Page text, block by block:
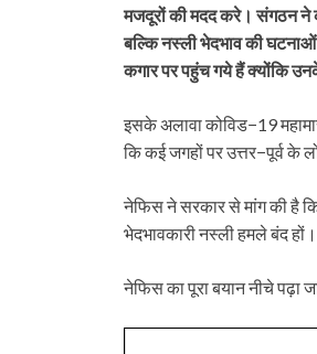
मजदूरों की मदद करे। संगठन ने
बल्कि नस्ली भेदभाव की
कगार पर पहुंच गये हैं क्योंकि
इसके अलावा कोविड−19
कि कई जगहों पर उत्तर−पूर्व के
नेफिस ने सरकार से मांग की है
भेदभावकारी नस्ली हमले बंद हों।
नेफिस का पूरा बयान नीचे पढ़ा